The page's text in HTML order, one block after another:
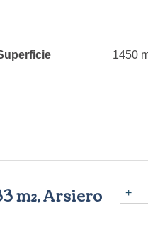
1450
+
m², Arsiero